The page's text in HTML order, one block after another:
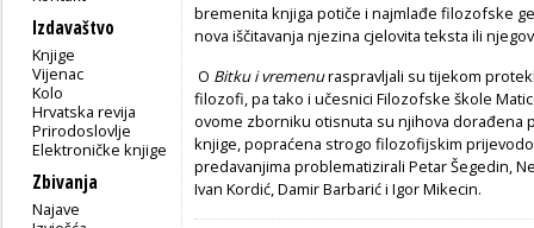
Izdavaštvo
Knjige
Vijenac
Kolo
Hrvatska revija
Prirodoslovlje
Elektroničke knjige
Zbivanja
Najave
bremenita knjiga potiče i najmlađe filozofske
nova iščitavanja njezina cjelovita teksta ili
O Bitku i vremenuraspravljali su tijekom
filozofi, pa tako i učesnici Filozofske škole
ovome zborniku otisnuta su njihova dorađena
knjige, popraćena strogo filozofijskim
predavanjima problematizirali Petar Šegedin,
Ivan Kordić, Damir Barbarić i Igor Mikecin.